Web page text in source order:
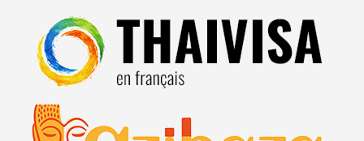
contenu